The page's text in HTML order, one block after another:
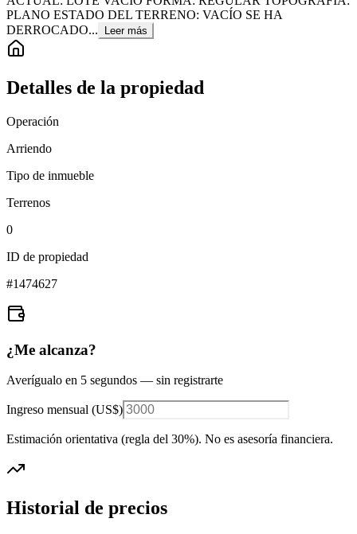
PLANO ESTADO DEL TERRENO: VACÍO SE HA
DERROCADO...
Leer más
Detalles de la propiedad
Operación
Arriendo
Tipo de inmueble
Terrenos
0
ID de propiedad
#1474627
¿Me alcanza?
Averígualo en 5 segundos — sin registrarte
Ingreso mensual (US$)
Estimación orientativa (regla del 30%). No es asesoría financiera.
Historial de precios